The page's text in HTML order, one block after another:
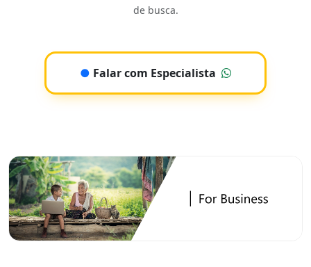
de busca.
● Falar com Especialista